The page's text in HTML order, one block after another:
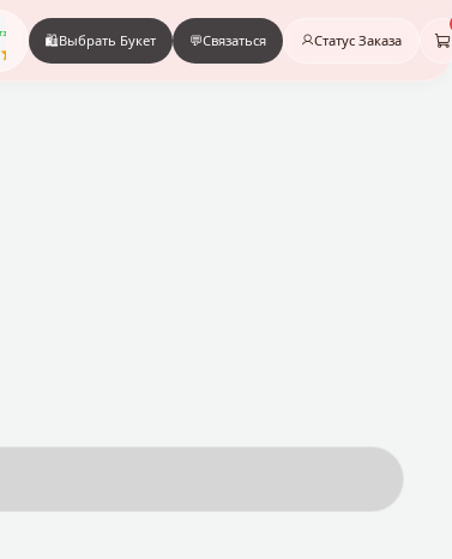
🛍️Выбрать Букет 💬Связаться Статус Заказа